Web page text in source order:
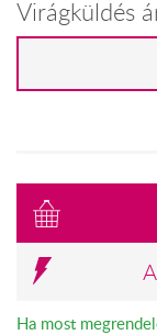
Virágküldés
Ha most